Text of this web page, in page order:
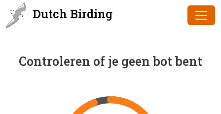
Dutch Birding
Controleren of je geen bot bent